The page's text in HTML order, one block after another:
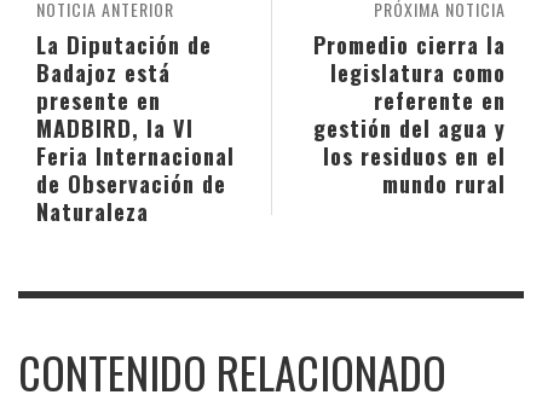
PRÓXIMA NOTICIA
Promedio cierra la
legislatura como
referente en
gestión del agua y
los residuos en el
mundo rural
NOTICIA ANTERIOR
La Diputación de
Badajoz está
presente en
MADBIRD, la VI
Feria Internacional
de Observación de
Naturaleza
CONTENIDO RELACIONADO